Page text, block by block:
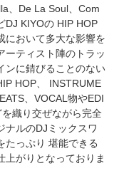
、De La Soul、Com
DJ KIYOの HIP HOP
において多大な影響を
ーティスト陣のトラッ
ンに錆びることのない
HOP、 INSTRUME
、VOCAL物やEDI
織り交ぜながら完全
ナルのDJミックスワ
たっぷり 堪能できる
上がりとなっておりま